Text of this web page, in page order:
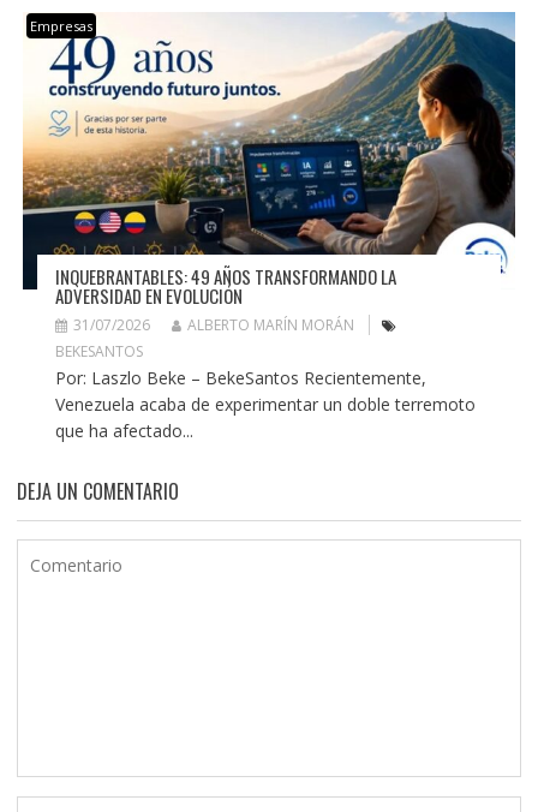
Empresas
INQUEBRANTABLES: 49 AÑOS TRANSFORMANDO LA
ADVERSIDAD EN EVOLUCIÓN
31/07/2026
ALBERTO MARÍN MORÁN
BEKESANTOS
Por: Laszlo Beke – BekeSantos Recientemente,
Venezuela acaba de experimentar un doble terremoto
que ha afectado...
DEJA UN COMENTARIO